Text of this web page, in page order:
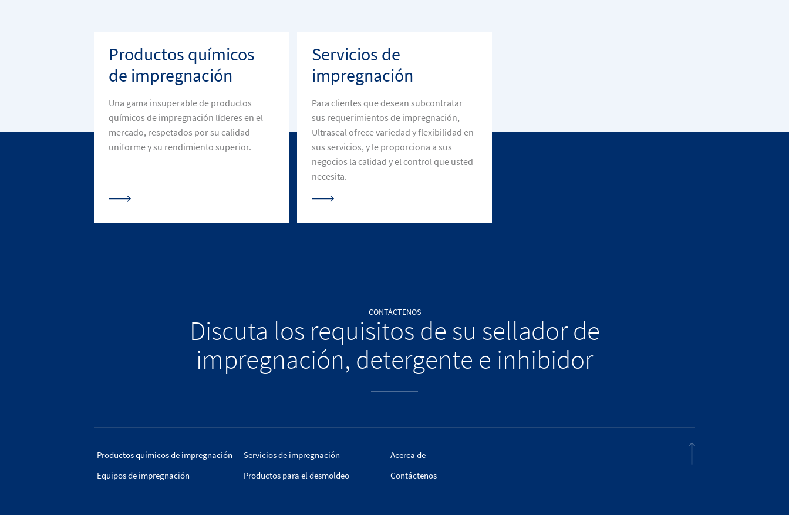
Productos químicos
de impregnación
Una gama insuperable de productos
químicos de impregnación líderes en el
mercado, respetados por su calidad
uniforme y su rendimiento superior.
Servicios de
impregnación
Para clientes que desean subcontratar
sus requerimientos de impregnación,
Ultraseal ofrece variedad y flexibilidad en
sus servicios, y le proporciona a sus
negocios la calidad y el control que usted
necesita.
CONTÁCTENOS
Discuta los requisitos de su sellador de
impregnación, detergente e inhibidor
Productos químicos de impregnación
Equipos de impregnación
Servicios de impregnación
Productos para el desmoldeo
Acerca de
Contáctenos